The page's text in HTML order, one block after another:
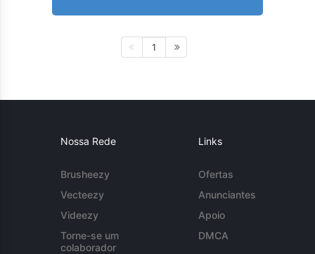
1
Nossa Rede
Brusheezy
Vecteezy
Videezy
Torne-se um
colaborador
Links
Ofertas
Anunciantes
Apoio
DMCA